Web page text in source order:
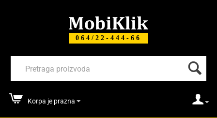
064/22-444-66
Korpa je prazna